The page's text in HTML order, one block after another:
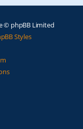
© phpBB Limited
Styles